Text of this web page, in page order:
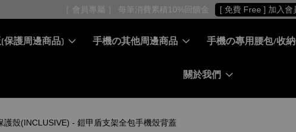
［ 會員專屬 ］ 每筆消費累積10%回饋金 [ 免費 Free ] 加入
保護周邊商品) 手機の其他周邊商品 手機の專用腰包/收
關於我們
殼(INCLUSIVE) - 鎧甲盾支架全包手機殼背蓋